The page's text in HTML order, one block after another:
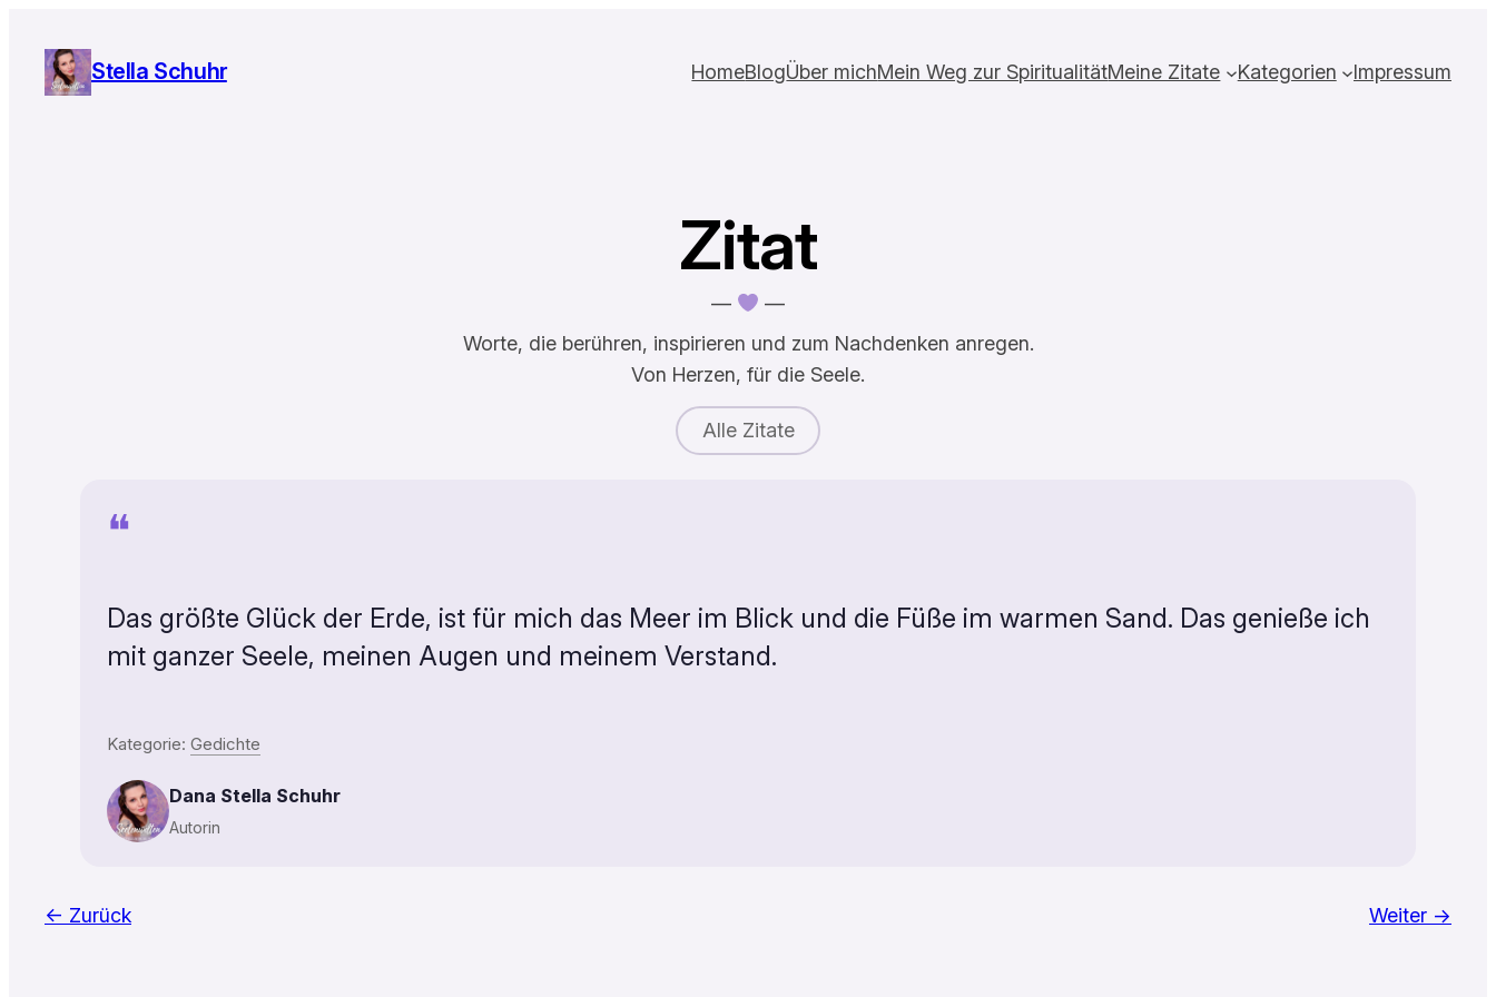
Inhalt
springen
Stella Schuhr HomeBlogÜber michMein Weg zur SpiritualitätMeine Zitate Kategorien Impressum
Zitat
—
—
Worte, die berühren, inspirieren und zum Nachdenken anregen.
Von Herzen, für die Seele.
Alle Zitate
❝
Das größte Glück der Erde, ist für mich das Meer im Blick und die Füße im warmen Sand. Das genieße ich
mit ganzer Seele, meinen Augen und meinem Verstand.
Kategorie: Gedichte
Dana Stella Schuhr
Autorin
← Zurück Weiter →